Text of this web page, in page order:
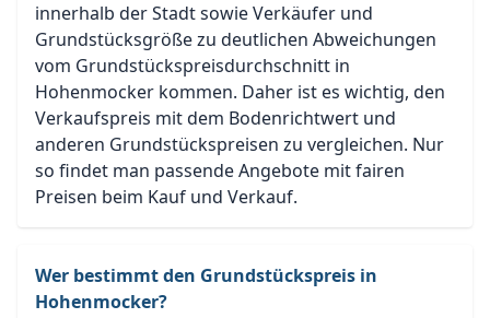
innerhalb der Stadt sowie Verkäufer und
Grundstücksgröße zu deutlichen Abweichungen
vom Grundstückspreisdurchschnitt in
Hohenmocker kommen. Daher ist es wichtig, den
Verkaufspreis mit dem Bodenrichtwert und
anderen Grundstückspreisen zu vergleichen. Nur
so findet man passende Angebote mit fairen
Preisen beim Kauf und Verkauf.
Wer bestimmt den Grundstückspreis in
Hohenmocker?